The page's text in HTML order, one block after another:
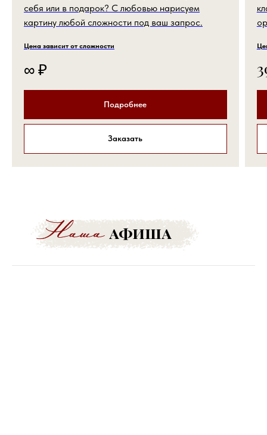
себя или в подарок? С любовью нарисуем
картину любой сложности под ваш запрос.
Цена зависит от сложности
∞₽
Подробнее
Заказать
афиша